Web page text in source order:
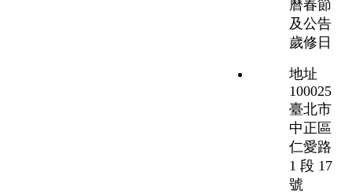
曆春節
及公告
歲修日
地址
100025
臺北市
中正區
仁愛路
1 段 17
號